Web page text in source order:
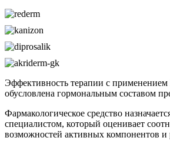
Эффективность терапии с применением
обусловлена гормональным составом
Фармакологическое средство
специалистом, который оценивает
возможностей активных компонентов и